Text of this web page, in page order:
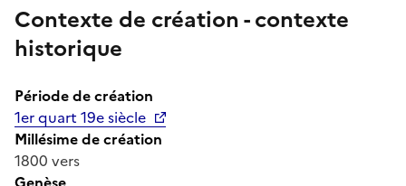
Contexte de création - contexte
historique
Période de création
1er quart 19e siècle
Millésime de création
1800 vers